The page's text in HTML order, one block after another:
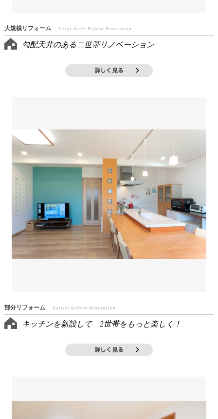
大規模リフォーム Large Scale Reform Renovation
勾配天井のある二世帯リノベーション
部分リフォーム Partial Reform Renovation
キッチンを新設して 2世帯をもっと楽しく！